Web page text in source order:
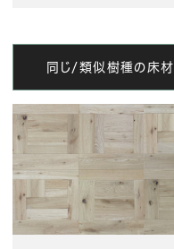
同じ/類似樹種の床材